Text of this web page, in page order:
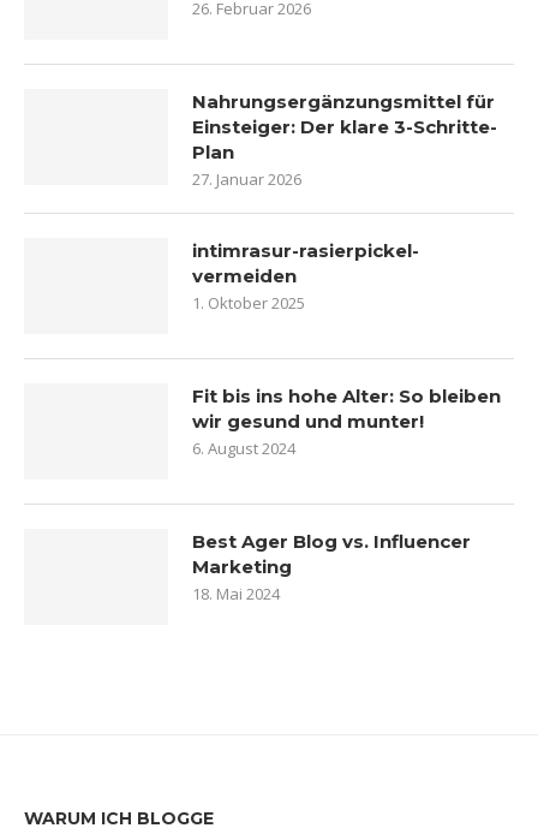
26. Februar 2026
Nahrungsergänzungsmittel für
Einsteiger: Der klare 3-Schritte-
Plan
27. Januar 2026
intimrasur-rasierpickel-
vermeiden
1. Oktober 2025
Fit bis ins hohe Alter: So bleiben
wir gesund und munter!
6. August 2024
Best Ager Blog vs. Influencer
Marketing
18. Mai 2024
WARUM ICH BLOGGE